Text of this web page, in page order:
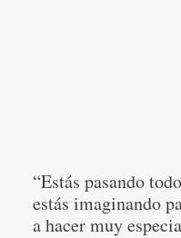
“Estás pasando
estás imaginando
a hacer muy